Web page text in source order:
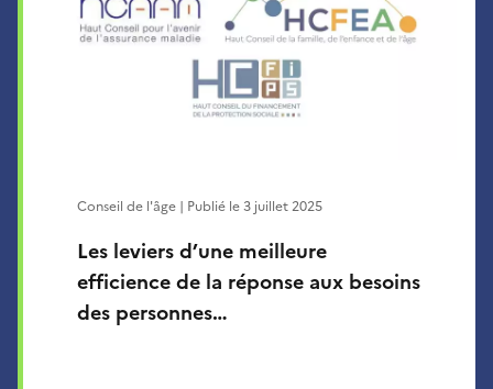
Les leviers d’une meilleure
efficience de la réponse aux besoins
des personnes…
Conseil de l'âge | Publié le3 juillet 2025